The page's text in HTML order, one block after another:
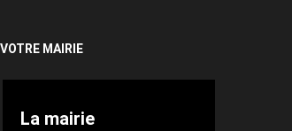
VOTRE MAIRIE
La mairie